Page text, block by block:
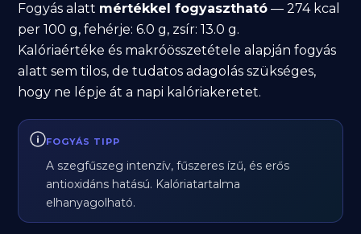
Fogyás alatt mértékkel fogyasztható — 274 kcal
per 100 g, fehérje: 6.0 g, zsír: 13.0 g.
Kalóriaértéke és makróösszetétele alapján fogyás
alatt sem tilos, de tudatos adagolás szükséges,
hogy ne lépje át a napi kalóriakeretet.
FOGYÁS TIPP
A szegfűszeg intenzív, fűszeres ízű, és erős
antioxidáns hatású. Kalóriatartalma
elhanyagolható.